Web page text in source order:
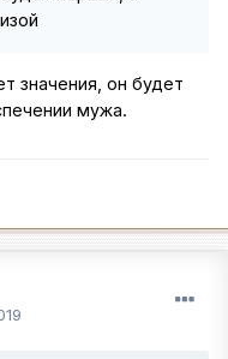
значения, он будет
мужа.